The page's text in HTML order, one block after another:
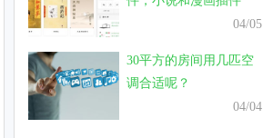
04/05
30平方的房间用几匹空
调合适呢？
04/04